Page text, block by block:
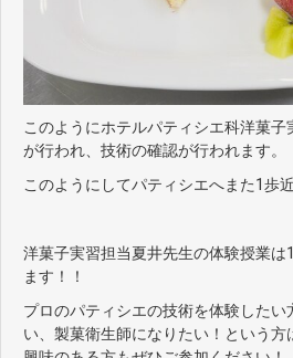
このようにホテルパティシエ科洋菓子
が行われ、技術の確認が行われます。
このようにしてパティシエへまた1歩
洋菓子実習担当夏井先生の体験授業
ます！！
プロのパティシエの技術を体験したい
い、製菓衛生師になりたい！という